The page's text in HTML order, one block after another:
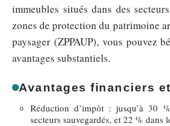
immeubles situés dans des
zones de protection du patrimoine
paysager (ZPPAUP), vous pouvez
avantages substantiels.
Avantages financiers
Réduction d’impôt : jusqu’à 30
secteurs sauvegardés, et 22 % dans